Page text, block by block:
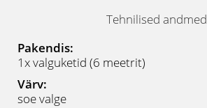
Tehnilised andmed
Pakendis:
1x valguketid (6 meetrit)
Värv:
soe valge